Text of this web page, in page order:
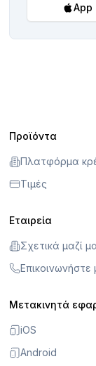
App
Προϊόντα
Πλατφόρμα
Τιμές
Εταιρεία
Σχετικά μαζί
Επικοινωνήστε
Μετακινητά
iOS
Android